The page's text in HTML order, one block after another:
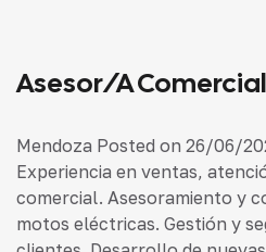
Asesor/a
Mendoza Posted on 26/06/
Experiencia en ventas,
comercial. Asesoramiento y
motos eléctricas. Gestión y